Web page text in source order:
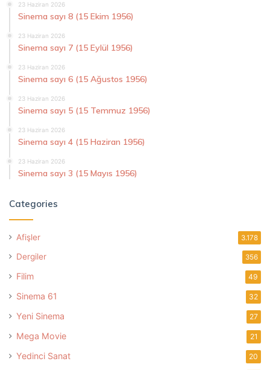
23 Haziran 2026
Sinema sayı 8 (15 Ekim 1956)
23 Haziran 2026
Sinema sayı 7 (15 Eylül 1956)
23 Haziran 2026
Sinema sayı 6 (15 Ağustos 1956)
23 Haziran 2026
Sinema sayı 5 (15 Temmuz 1956)
23 Haziran 2026
Sinema sayı 4 (15 Haziran 1956)
23 Haziran 2026
Sinema sayı 3 (15 Mayıs 1956)
Categories
Afişler 3.178
Dergiler 356
Filim 49
Sinema 61 32
Yeni Sinema 27
Mega Movie 21
Yedinci Sanat 20